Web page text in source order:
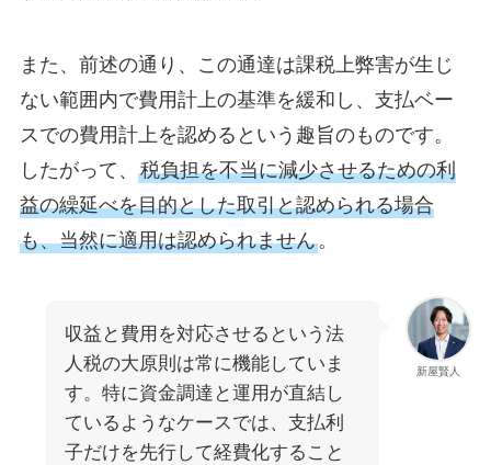
また、前述の通り、この通達は課税上弊害が生じ
ない範囲内で費用計上の基準を緩和し、支払ベー
スでの費用計上を認めるという趣旨のものです。
したがって、 税負担を不当に減少させるための利
益の繰延べを目的とした取引と認められる場合
も、当然に適用は認められません。
新屋賢人
収益と費用を対応させるという法
人税の大原則は常に機能していま
す。特に資金調達と運用が直結し
ているようなケースでは、支払利
子だけを先行して経費化すること